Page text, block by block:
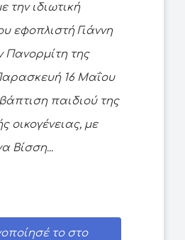
την ιδιωτική
εφοπλιστή Γιάννη
Πανορμίτη της
16 Μαΐου
παιδιού της
οικογένειας, με
Βίσση...
το στο